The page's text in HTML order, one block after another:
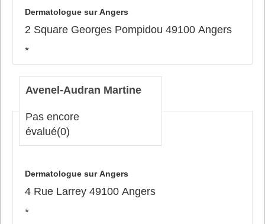
Dermatologue sur Angers
2 Square Georges Pompidou 49100 Angers
*
Avenel-Audran Martine
Pas encore
évalué(0)
Dermatologue sur Angers
4 Rue Larrey 49100 Angers
*